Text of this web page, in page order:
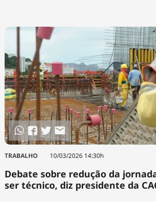
TRABALHO 10/03/2026 14:30h
Debate sobre redução da
ser técnico, diz presidente da